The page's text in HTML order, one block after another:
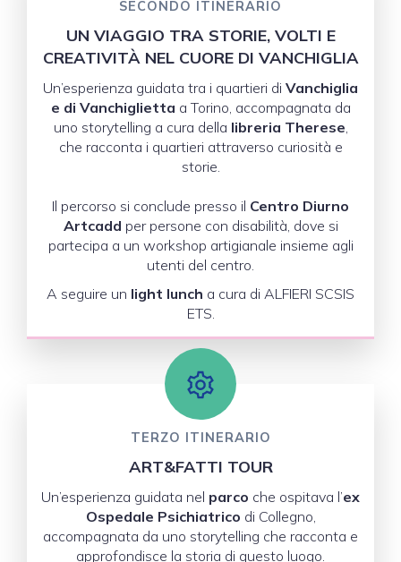
SECONDO ITINERARIO
UN VIAGGIO TRA STORIE, VOLTI E
CREATIVITÀ NEL CUORE DI VANCHIGLIA
Un’esperienza guidata tra i quartieri di Vanchiglia
e di Vanchiglietta a Torino, accompagnata da
uno storytelling a cura della libreria Therese
che racconta i quartieri attraverso curiosità e
storie.
Il percorso si conclude presso il Centro Diurno
Artcadd per persone con disabilità, dove si
partecipa a un workshop artigianale insieme agli
utenti del centro.
A seguire un light lunch a cura di ALFIERI SCSIS
ETS.
TERZO ITINERARIO
ART&FATTI TOUR
Un’esperienza guidata nel parco che ospitava l’ex
Ospedale Psichiatrico di Collegno,
accompagnata da uno storytelling che racconta e
approfondisce la storia di questo luogo.